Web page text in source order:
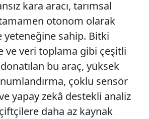
kara aracı, tarımsal
otonom olarak
sahip. Bitki
ve veri toplama gibi çeşitli
bu araç, yüksek
çoklu sensör
yapay zekâ destekli analiz
daha az kaynak